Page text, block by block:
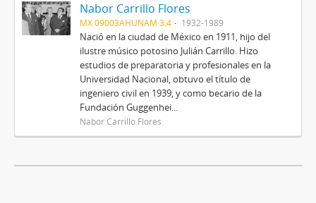
Nabor Carrillo Flores
MX 09003AHUNAM 3.4 1932-1989
Nació en la ciudad de México en 1911, hijo del
ilustre músico potosino Julián Carrillo. Hizo
estudios de preparatoria y profesionales en la
Universidad Nacional, obtuvo el título de
ingeniero civil en 1939, y como becario de la
Fundación Guggenhei...
Nabor Carrillo Flores